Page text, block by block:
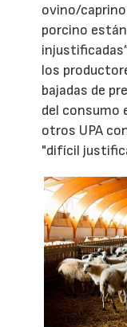
ovino/
porcino
los
bajadas de
del consumo
otros UPA
"difícil